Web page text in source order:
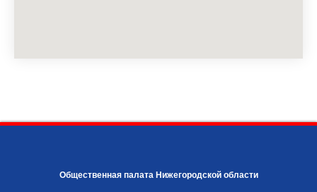
Общественная палата Нижегородской области